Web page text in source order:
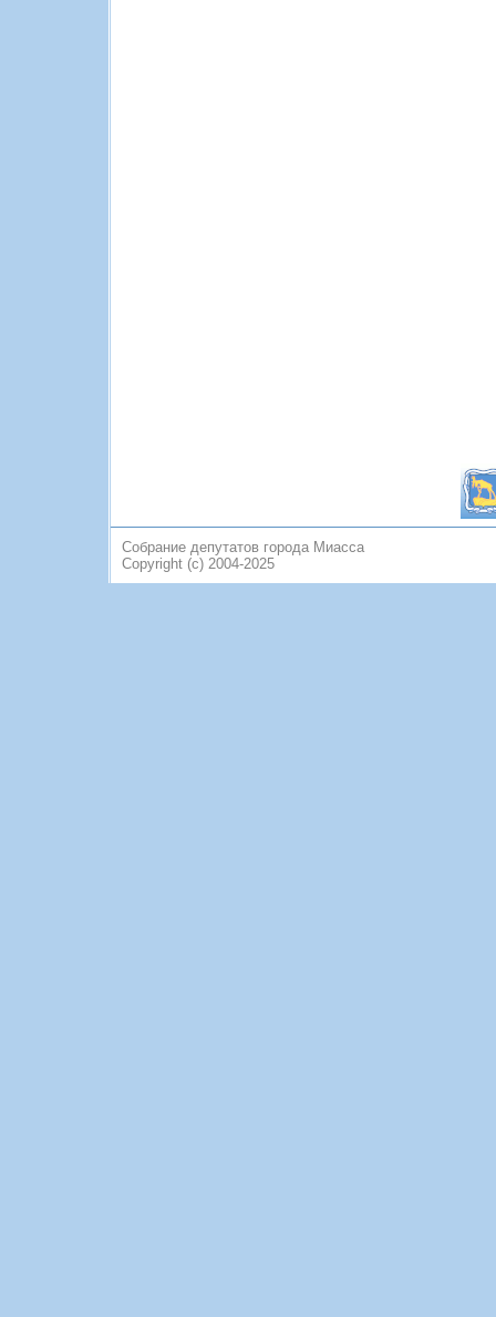
Собрание депутатов города Миасса
Copyright (c) 2004-2025